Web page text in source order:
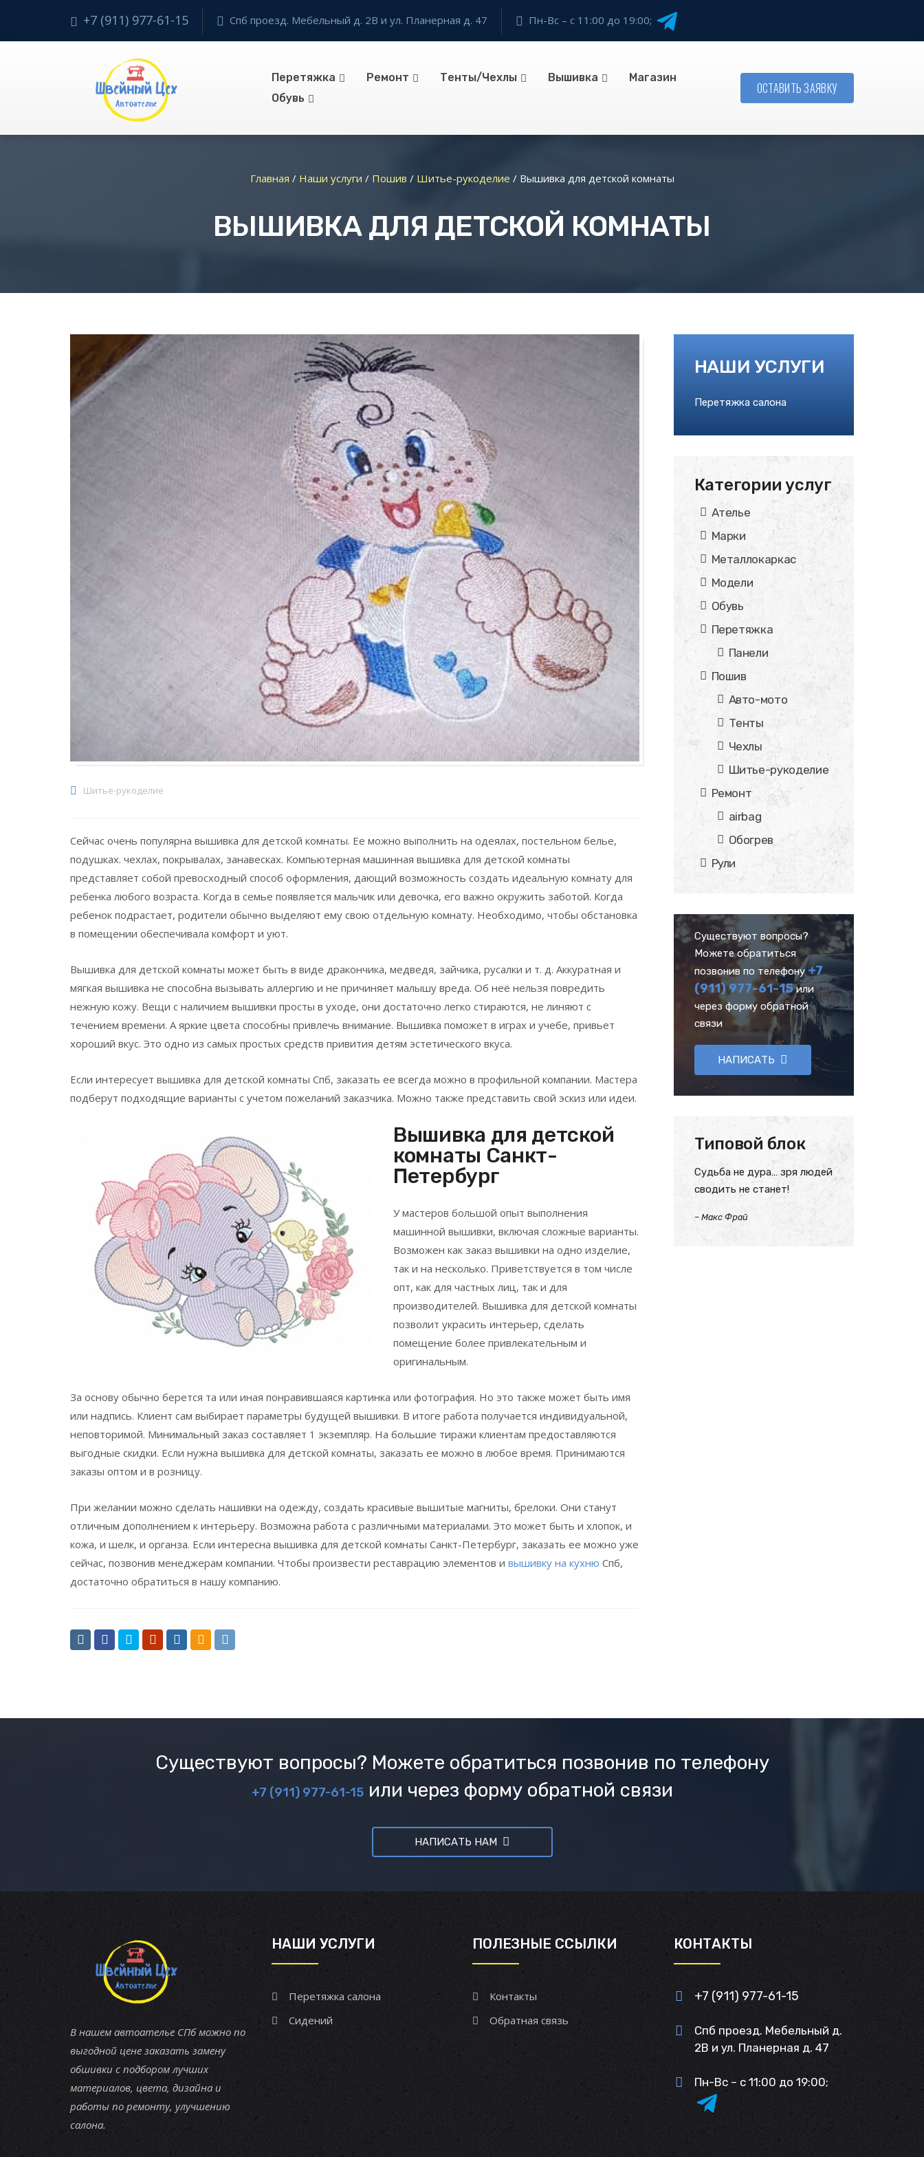
+7 (911) 977-61-15 Спб проезд. Мебельный д. 2В и ул. Планерная д. 47 Пн-Вс – с 11:00 до 19:00;
Перетяжка Ремонт Тенты/Чехлы Вышивка
Магазин
Обувь
ОСТАВИТЬ ЗАЯВКУ
Главная / Наши услуги / Пошив / Шитье-рукоделие / Вышивка для детской комнаты
ВЫШИВКА ДЛЯ ДЕТСКОЙ КОМНАТЫ
Шитье-рукоделие
Сейчас очень популярна вышивка для детской комнаты. Ее можно выполнить на одеялах, постельном белье,
подушках. чехлах, покрывалах, занавесках. Компьютерная машинная вышивка для детской комнаты
представляет собой превосходный способ оформления, дающий возможность создать идеальную комнату для
ребенка любого возраста. Когда в семье появляется мальчик или девочка, его важно окружить заботой. Когда
ребенок подрастает, родители обычно выделяют ему свою отдельную комнату. Необходимо, чтобы обстановка
в помещении обеспечивала комфорт и уют.
Вышивка для детской комнаты может быть в виде дракончика, медведя, зайчика, русалки и т. д. Аккуратная и
мягкая вышивка не способна вызывать аллергию и не причиняет малышу вреда. Об неё нельзя повредить
нежную кожу. Вещи с наличием вышивки просты в уходе, они достаточно легко стираются, не линяют с
течением времени. А яркие цвета способны привлечь внимание. Вышивка поможет в играх и учебе, привьет
хороший вкус. Это одно из самых простых средств привития детям эстетического вкуса.
Если интересует вышивка для детской комнаты Спб, заказать ее всегда можно в профильной компании. Мастера
подберут подходящие варианты с учетом пожеланий заказчика. Можно также представить свой эскиз или идеи.
Вышивка для детской
комнаты Санкт-
Петербург
У мастеров большой опыт выполнения
машинной вышивки, включая сложные варианты.
Возможен как заказ вышивки на одно изделие,
так и на несколько. Приветствуется в том числе
опт, как для частных лиц, так и для
производителей. Вышивка для детской комнаты
позволит украсить интерьер, сделать
помещение более привлекательным и
оригинальным.
За основу обычно берется та или иная понравившаяся картинка или фотография. Но это также может быть имя
или надпись. Клиент сам выбирает параметры будущей вышивки. В итоге работа получается индивидуальной,
неповторимой. Минимальный заказ составляет 1 экземпляр. На большие тиражи клиентам предоставляются
выгодные скидки. Если нужна вышивка для детской комнаты, заказать ее можно в любое время. Принимаются
заказы оптом и в розницу.
При желании можно сделать нашивки на одежду, создать красивые вышитые магниты, брелоки. Они станут
отличным дополнением к интерьеру. Возможна работа с различными материалами. Это может быть и хлопок, и
кожа, и шелк, и органза. Если интересна вышивка для детской комнаты Санкт-Петербург, заказать ее можно уже
сейчас, позвонив менеджерам компании. Чтобы произвести реставрацию элементов и вышивку на кухню Спб,
достаточно обратиться в нашу компанию.
НАШИ УСЛУГИ
Перетяжка салона
Категории услуг
Ателье
Марки
Металлокаркас
Модели
Обувь
Перетяжка
Панели
Пошив
Авто-мото
Тенты
Чехлы
Шитье-рукоделие
Ремонт
airbag
Обогрев
Рули
Существуют вопросы?
Можете обратиться
позвонив по телефону +7
(911) 977-61-15или
через форму обратной
связи
НАПИСАТЬ
Типовой блок
Судьба не дура… зря людей
сводить не станет!
– Макс Фрай
Существуют вопросы? Можете обратиться позвонив по телефону
+7 (911) 977-61-15или через форму обратной связи
НАПИСАТЬ НАМ
В нашем автоателье СПб можно по
выгодной цене заказать замену
обшивки с подбором лучших
материалов, цвета, дизайна и
работы по ремонту, улучшению
салона.
НАШИ УСЛУГИ
Перетяжка салона
Сидений
ПОЛЕЗНЫЕ ССЫЛКИ
Контакты
Обратная связь
КОНТАКТЫ
+7 (911) 977-61-15
Спб проезд. Мебельный д.
2В и ул. Планерная д. 47
Пн-Вс – с 11:00 до 19:00;